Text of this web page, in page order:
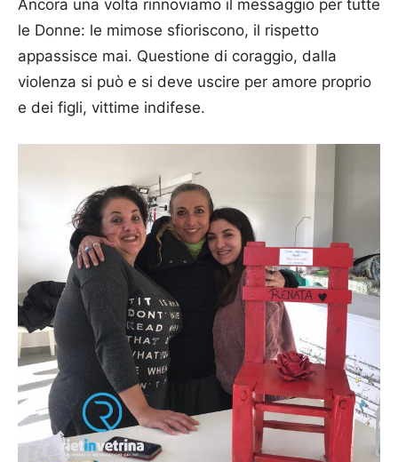
Ancora una volta rinnoviamo il messaggio per tutte
le Donne: le mimose sfioriscono, il rispetto
appassisce mai. Questione di coraggio, dalla
violenza si può e si deve uscire per amore proprio
e dei figli, vittime indifese.